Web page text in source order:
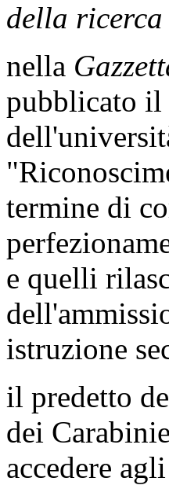
della ricerca
nella
pubblicato il
termine di
e quelli
istruzione
il predetto
dei
accedere